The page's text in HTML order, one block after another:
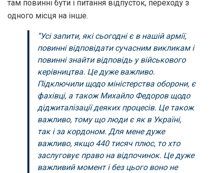
там повинні бути і питання відпусток, переходу з
одного місця на інше.
“Усі запити, які сьогодні є в нашій армії,
повинні відповідати сучасним викликам і
повинні знайти відповідь у військового
керівництва. Це дуже важливо.
Підключили щодо міністерства оборони, є
фахівці, а також Михайло Федоров щодо
діджиталізації деяких процесів. Це також
важливо, тому що люди є як в Україні,
так і за кордоном. Для мене дуже
важливо, якщо 440 тисяч плюс, то хто
заслуговує право на відпочинок. Це дуже
важливий момент і без цього воно не